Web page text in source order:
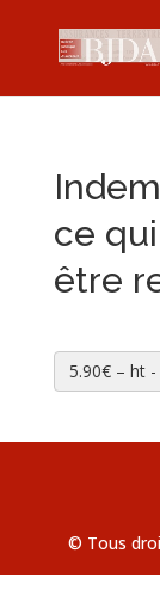
ce
être
5.90€ – ht
© Tous